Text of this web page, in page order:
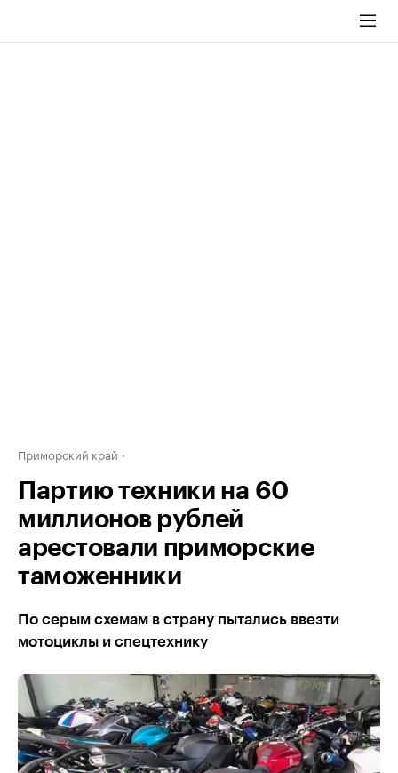
Приморский край
Партию техники на 60
миллионов рублей
арестовали приморские
таможенники
По серым схемам в страну пытались ввезти
мотоциклы и спецтехнику